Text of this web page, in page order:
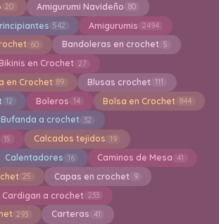
20 Amigurumi Navideño 80
542 Amigurumis 2494
60 Bandoleras en crochet 5
Bikinis en Crochet 27
en Crochet 89 Blusas crochet 111
12 Boleros 14 Bolsa en Crochet 844
Bufanda a crochet 32
15 Calcados tejidos 19
Calentadores 16 Caminos de Mesa 41
25 Capas en crochet 9
Cardigan a crochet 233
293 Carteras 41